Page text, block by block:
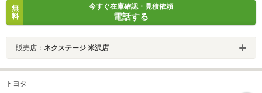
無
料
今すぐ在庫確認・見積依頼
電話する
販売店： ネクステージ 米沢店
トヨタ